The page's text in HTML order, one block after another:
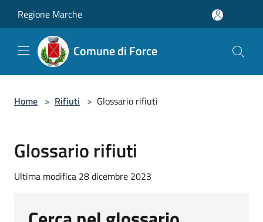
Regione Marche
Comune di Force
Home > Rifiuti > Glossario rifiuti
Glossario rifiuti
Ultima modifica 28 dicembre 2023